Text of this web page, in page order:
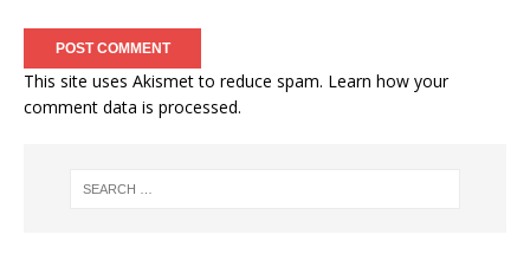
This site uses Akismet to reduce spam. Learn how your
comment data is processed.